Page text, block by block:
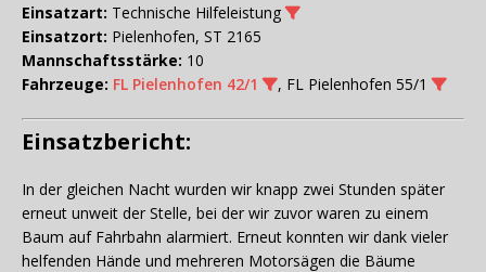
Einsatzart: Technische Hilfeleistung
Einsatzort: Pielenhofen, ST 2165
Mannschaftsstärke: 10
Fahrzeuge: FL Pielenhofen 42/1 , FL Pielenhofen 55/1
Einsatzbericht:
In der gleichen Nacht wurden wir knapp zwei Stunden später
erneut unweit der Stelle, bei der wir zuvor waren zu einem
Baum auf Fahrbahn alarmiert. Erneut konnten wir dank vieler
helfenden Hände und mehreren Motorsägen die Bäume